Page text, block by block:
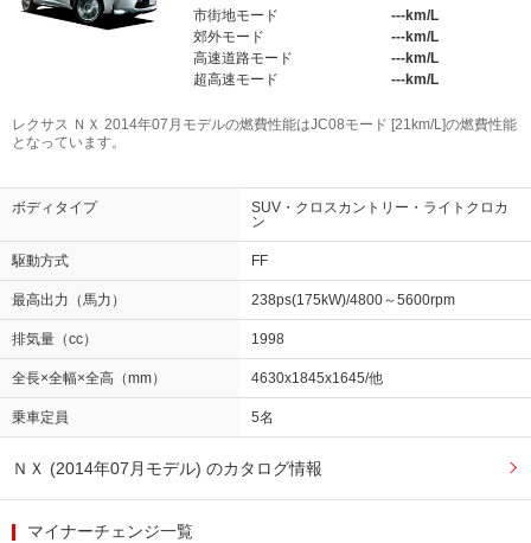
市街地モード
---km/L
郊外モード
---km/L
高速道路モード
---km/L
超高速モード
---km/L
レクサス ＮＸ 2014年07月モデルの燃費性能はJC08モード [21km/L]の燃費性能
となっています。
ボディタイプ
SUV・クロスカントリー・ライトクロカ
ン
駆動方式 FF
最高出力（馬力） 238ps(175kW)/4800～5600rpm
排気量（cc） 1998
全長×全幅×全高（mm） 4630x1845x1645/他
乗車定員 5名
ＮＸ (2014年07月モデル) のカタログ情報
マイナーチェンジ一覧